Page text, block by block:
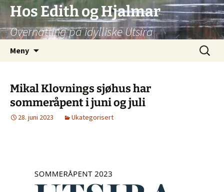
Hopp
innhold
Hos Edith og Hjalmar
Overnatting på idylliske Utsira
Meny
Søk
etter:
Mikal Klovnings sjøhus har
sommeråpent i juni og juli
28. juni 2023 Ukategorisert